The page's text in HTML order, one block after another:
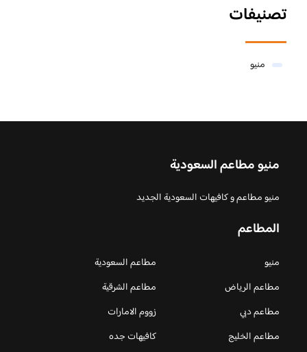
تصنيفات
منيو
منيو مطاعم السعودية
منيو مطاعم و كافيهات السعودية الجديد
المطاعم
منيو
مطاعم السعودية
مطاعم الرياض
مطاعم الشرقية
مطاعم دبي
زووم الامارات
مطاعم الخليج
كافيهات جده